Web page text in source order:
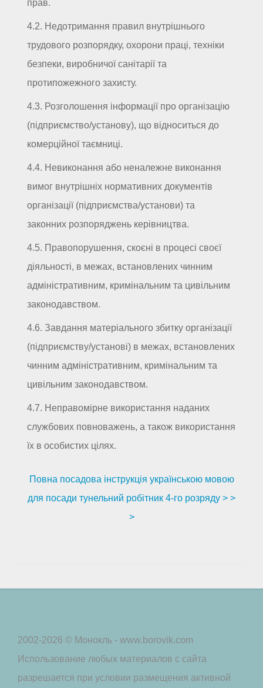
прав.
4.2. Недотримання правил внутрішнього
трудового розпорядку, охорони праці, техніки
безпеки, виробничої санітарії та
протипожежного захисту.
4.3. Розголошення інформації про організацію
(підприємство/установу), що відноситься до
комерційної таємниці.
4.4. Невиконання або неналежне виконання
вимог внутрішніх нормативних документів
організації (підприємства/установи) та
законних розпоряджень керівництва.
4.5. Правопорушення, скоєні в процесі своєї
діяльності, в межах, встановлених чинним
адміністративним, кримінальним та цивільним
законодавством.
4.6. Завдання матеріального збитку організації
(підприємству/установі) в межах, встановлених
чинним адміністративним, кримінальним та
цивільним законодавством.
4.7. Неправомірне використання наданих
службових повноважень, а також використання
їх в особистих цілях.
Повна посадова інструкція українською мовою
для посади тунельний робітник 4-го розряду > >
>
2002-2026 © Монокль - www.borovik.com
Использование любых материалов с сайта
разрешается при условии размещения активной